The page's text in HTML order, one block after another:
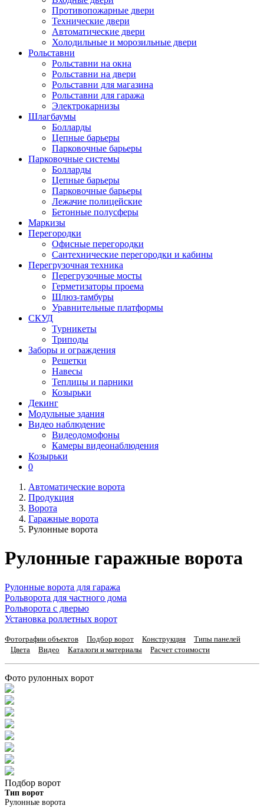
Противопожарные двери
Технические двери
Автоматические двери
Холодильные и морозильные двери
Рольставни
Рольставни на окна
Рольставни на двери
Рольставни для магазина
Рольставни для гаража
Электрокарнизы
Шлагбаумы
Болларды
Цепные барьеры
Парковочные барьеры
Парковочные системы
Болларды
Цепные барьеры
Парковочные барьеры
Лежачие полицейские
Бетонные полусферы
Маркизы
Перегородки
Офисные перегородки
Сантехнические перегородки и кабины
Перегрузочная техника
Перегрузочные мосты
Герметизаторы проема
Шлюз-тамбуры
Уравнительные платформы
СКУД
Турникеты
Триподы
Заборы и ограждения
Решетки
Навесы
Теплицы и парники
Козырьки
Декинг
Модульные здания
Видео наблюдение
Видеодомофоны
Камеры видеонаблюдения
Козырьки
0
Автоматические ворота
Продукция
Ворота
Гаражные ворота
Рулонные ворота
Рулонные гаражные ворота
Рулонные ворота для гаража
Рольворота для частного дома
Рольворота с дверью
Установка роллетных ворот
Фотографии объектов Подбор ворот Конструкция
Типы панелей
Цвета
Видео Каталоги и материалы Расчет стоимости
Фото рулонных ворот
Подбор ворот
Тип ворот
Рулонные ворота